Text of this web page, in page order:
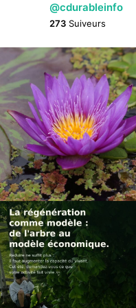
@cdurableinfo
273 Suiveurs